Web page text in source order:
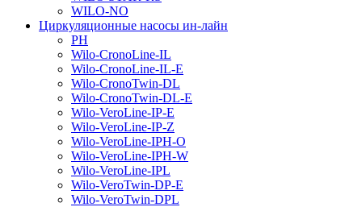
WILO-NO
Циркуляционные насосы ин-лайн
PH
Wilo-CronoLine-IL
Wilo-CronoLine-IL-E
Wilo-CronoTwin-DL
Wilo-CronoTwin-DL-E
Wilo-VeroLine-IP-E
Wilo-VeroLine-IP-Z
Wilo-VeroLine-IPH-O
Wilo-VeroLine-IPH-W
Wilo-VeroLine-IPL
Wilo-VeroTwin-DP-E
Wilo-VeroTwin-DPL